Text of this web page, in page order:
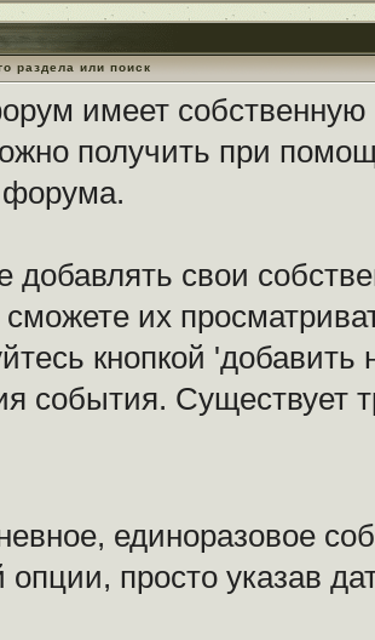
раздела или поиск
имеет собственную
получить при
форума.
добавлять свои
их
кнопкой
события. Существует
единоразовое
опции, просто указав